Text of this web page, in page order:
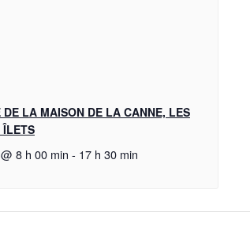
DE LA MAISON DE LA CANNE, LES
ÎLETS
8 h 00 min - 17 h 30 min